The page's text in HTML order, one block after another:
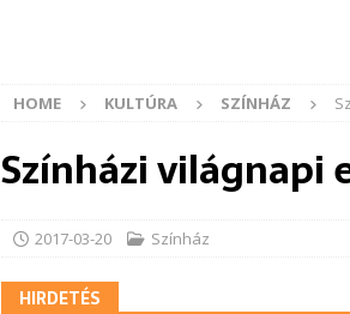
HOME KULTÚRA SZÍNHÁZ
Színházi világnapi
2017-03-20 Színház
HIRDETÉS